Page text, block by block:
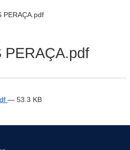
PERAÇA.pdf
PERAÇA.pdf
— 53.3 KB